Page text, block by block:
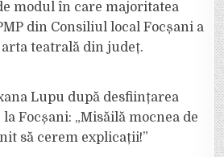
modul în care majoritatea
din Consiliul local Focșani a
teatrală din județ.
Lupu după desființarea
Focșani: „Misăilă mocnea de
să cerem explicații!”